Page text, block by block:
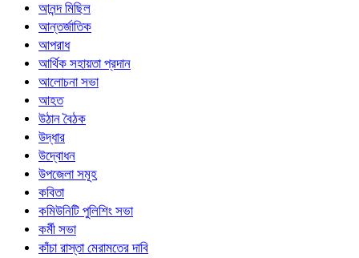
আনন্দ মিছিল
আন্তর্জাতিক
আপরাধ
আর্থিক সহায়তা প্রদান
আলোচনা সভা
আহত
উঠান বৈঠক
উদ্ধার
উদ্বোধন
উপজেলা সমূহ
কবিতা
কমিউনিটি পুলিশিং সভা
কর্মী সভা
কাঁচা রাস্তা মেরামতের দাবি